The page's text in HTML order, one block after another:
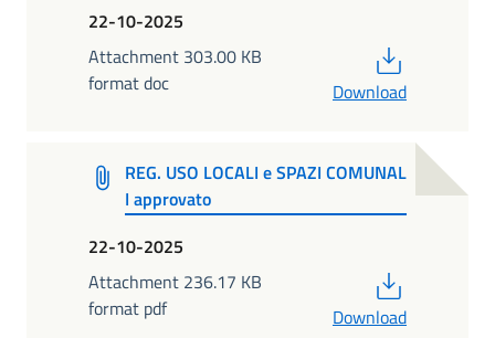
22-10-2025
Attachment 303.00 KB
format doc
Download
REG. USO LOCALI e SPAZI COMUNAL
I approvato
22-10-2025
Attachment 236.17 KB
format pdf
Download